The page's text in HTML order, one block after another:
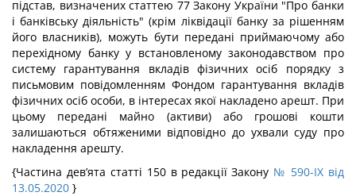
підстав, визначених статтею 77 Закону України "Про банки
і банківську діяльність" (крім ліквідації банку за рішенням
його власників), можуть бути передані приймаючому або
перехідному банку у встановленому законодавством про
систему гарантування вкладів фізичних осіб порядку з
письмовим повідомленням Фондом гарантування вкладів
фізичних осіб особи, в інтересах якої накладено арешт. При
цьому передані майно (активи) або грошові кошти
залишаються обтяженими відповідно до ухвали суду про
накладення арешту.
{Частина дев’ята статті 150 в редакції Закону № 590-IX від
13.05.2020 }